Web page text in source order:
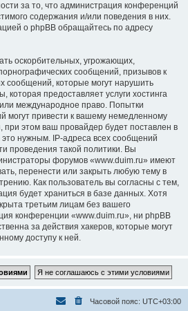
за то, что администрация конференций
содержания и/или поведения в них.
о phpBB обращайтесь по адресу
оскорбительных, угрожающих,
сообщений, призывов к
сообщений, которые могут нарушить
которая предоставляет услуги хостинга
международное право. Попытки
могут привести к вашему немедленному
этом ваш провайдер будет поставлен в
нужным. IP-адреса всех сообщений
проведения такой политики. Вы
форумов «www.duim.ru» имеют
перенести или закрыть любую тему в
Как пользователь вы согласны с тем,
будет храниться в базе данных. Хотя
третьим лицам без вашего
конференции «www.duim.ru», ни phpBB
за действия хакеров, которые могут
доступу к ней.
Часовой пояс: UTC+03:00